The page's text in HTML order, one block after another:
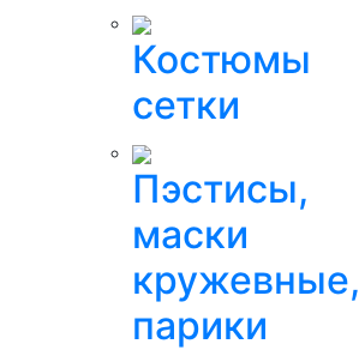
Костюмы
сетки
Пэстисы,
маски
кружевные,
парики